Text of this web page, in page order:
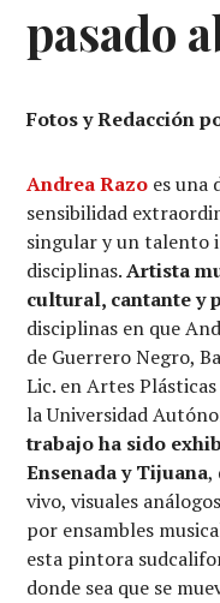
pasado
Fotos y Redacción
Andrea Razo es una
sensibilidad
singular y un talento
disciplinas.Artista
cultural, cantante y
disciplinas en que
de Guerrero Negro,
Lic. en Artes
la Universidad
trabajo ha sido
Ensenada y Tijuana,
vivo, visuales
por ensambles
esta pintora
donde sea que se